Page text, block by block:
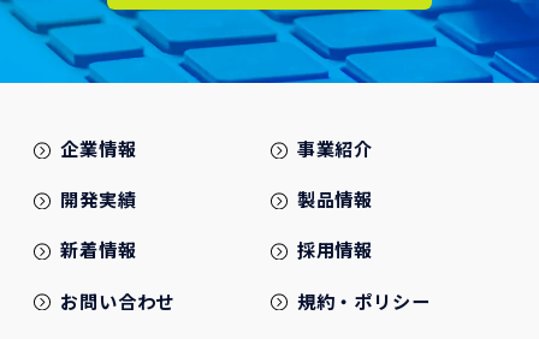
企業情報 事業紹介
開発実績 製品情報
新着情報 採用情報
お問い合わせ 規約・ポリシー